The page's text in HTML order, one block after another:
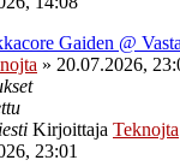
Gaiden @
» 20.07.2026,
Kirjoittaja Teknojta
23:01